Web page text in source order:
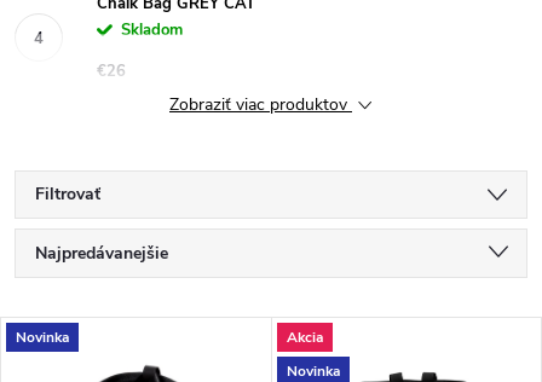
Skladom
€26
Zobraziť viac produktov
Filtrovať
R
a
Najpredávanejšie
Najlacnejšie
V
Novinka
Akcia
Novinka